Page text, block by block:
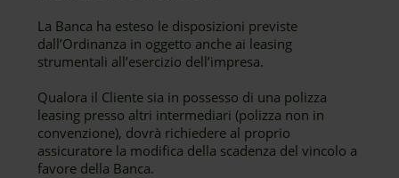
La Banca ha esteso le disposizioni previste
dall’Ordinanza in oggetto anche ai leasing
strumentali all’esercizio dell’impresa.
Qualora il Cliente sia in possesso di una polizza
leasing presso altri intermediari (polizza non in
convenzione), dovrà richiedere al proprio
assicuratore la modifica della scadenza del vincolo a
favore della Banca.